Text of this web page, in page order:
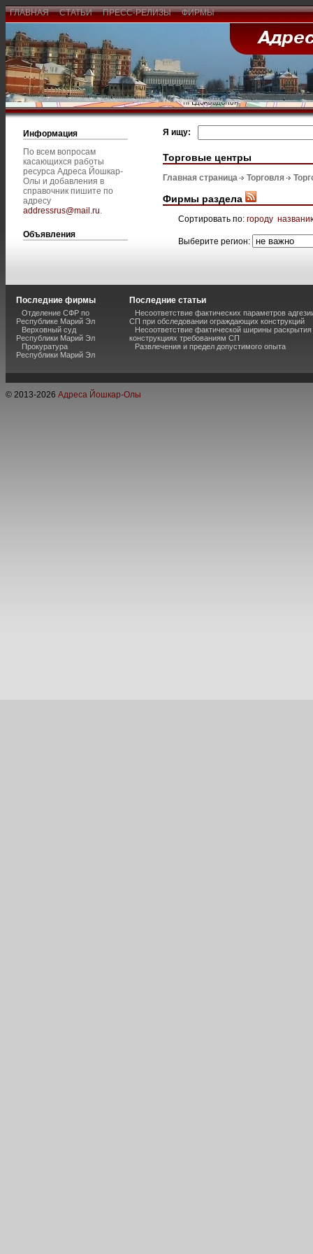
ГЛАВНАЯ СТАТЬИ ПРЕСС-РЕЛИЗЫ ФИРМЫ
Информация
По всем вопросам
касающихся работы
ресурса Адреса Йошкар-
Олы и добавления в
справочник пишите по
адресу
addressrus@mail.ru.
Объявления
Я ищу:
Торговые центры
Главная страница Торговля
Фирмы раздела
Сортировать по: городу
Выберите регион:
Последние фирмы
Отделение СФР по
Республике Марий Эл
Верховный суд
Республики Марий Эл
Прокуратура
Республики Марий Эл
Последние статьи
Несоответствие фактических параметров
СП при обследовании ограждающих конструкций
Несоответствие фактической ширины
конструкциях требованиям СП
Развлечения и предел допустимого опыта
© 2013-2026 Адреса Йошкар-Олы